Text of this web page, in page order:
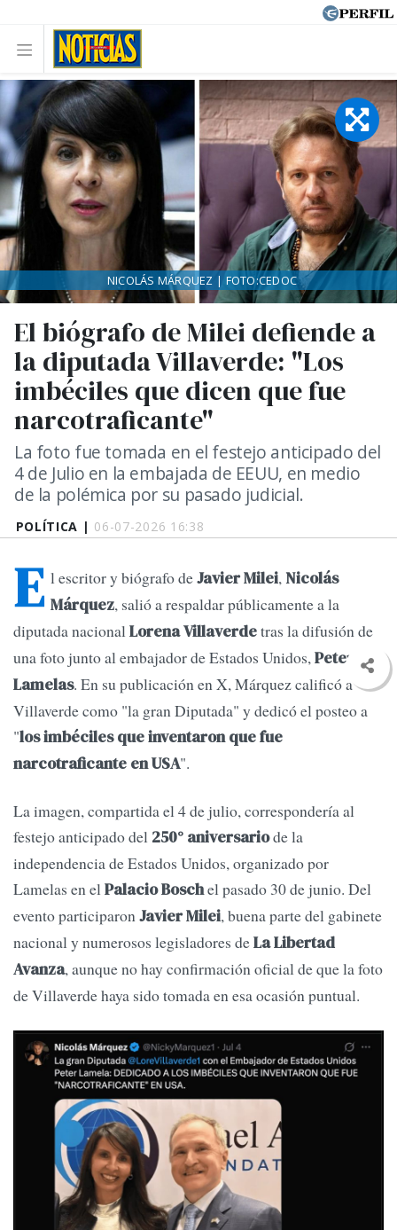
POLÍTICA | 06-07-2026 16:38
El biógrafo de Milei defiende a
la diputada Villaverde: "Los
imbéciles que dicen que fue
narcotraficante"
La foto fue tomada en el festejo anticipado del
4 de Julio en la embajada de EEUU, en medio
de la polémica por su pasado judicial.
NICOLÁS MÁRQUEZ | FOTO:CEDOC
E l escritor y biógrafo deJavier Milei,Nicolás
Márquez, salió a respaldar públicamente a la
diputada nacionalLorena Villaverdetras la difusión de
una foto junto al embajador de Estados Unidos,Peter
Lamelas. En su publicación en X, Márquez calificó a
Villaverde como "la gran Diputada" y dedicó el posteo a
"los imbéciles que inventaron que fue
narcotraficante en USA".
La imagen, compartida el 4 de julio, correspondería al
festejo anticipado del 250° aniversariode la
independencia de Estados Unidos, organizado por
Lamelas en elPalacio Boschel pasado 30 de junio. Del
evento participaronJavier Milei, buena parte del gabinete
nacional y numerosos legisladores deLa Libertad
Avanza, aunque no hay confirmación oficial de que la foto
de Villaverde haya sido tomada en esa ocasión puntual.